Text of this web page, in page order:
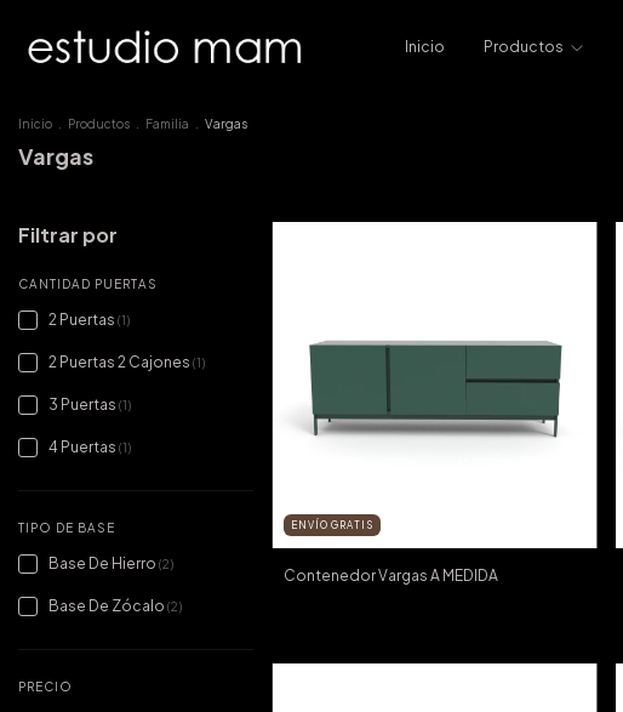
Inicio Productos
Inicio Productos Familia Vargas
Vargas
Filtrar por
CANTIDAD PUERTAS
2 Puertas (1)
2 Puertas 2 Cajones (1)
3 Puertas (1)
4 Puertas (1)
TIPO DE BASE
Base De Hierro (2)
Base De Zócalo (2)
PRECIO
ENVÍO GRATIS
Contenedor Vargas A MEDIDA